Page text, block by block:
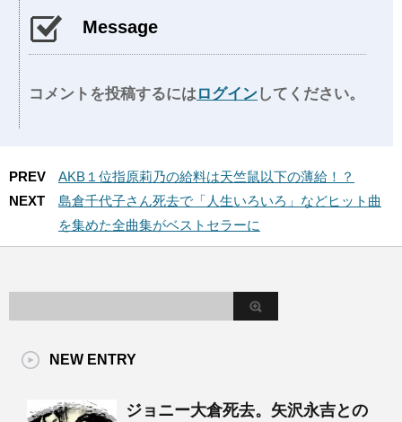
Message
コメントを投稿するにはログインしてください。
PREV
AKB１位指原莉乃の給料は天竺鼠以下の薄給！？
NEXT
島倉千代子さん死去で「人生いろいろ」などヒット曲
を集めた全曲集がベストセラーに
NEW ENTRY
ジョニー大倉死去。矢沢永吉との